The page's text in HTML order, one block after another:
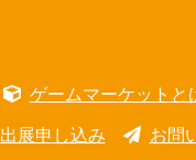
ゲームマーケットと
出展申し込み お問